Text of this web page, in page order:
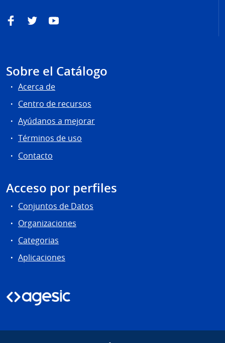
FacebookTwitterYouTube
Sobre el Catálogo
Acerca de
Centro de recursos
Ayúdanos a mejorar
Términos de uso
Contacto
Acceso por perfiles
Conjuntos de Datos
Organizaciones
Categorias
Aplicaciones